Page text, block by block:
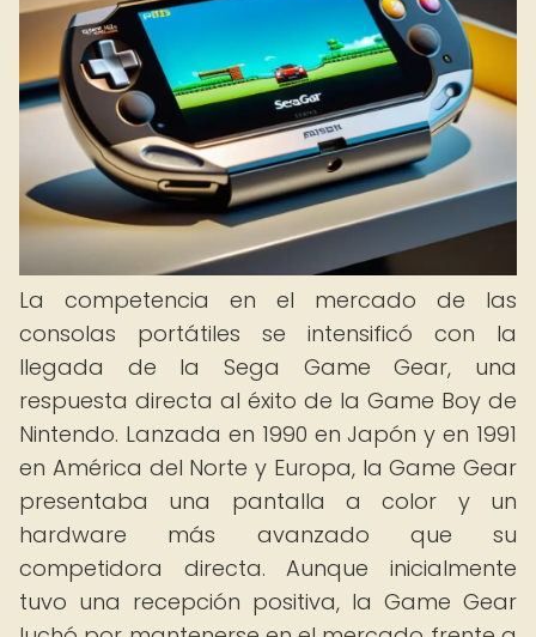
La competencia en el mercado de las
consolas portátiles se intensificó con la
llegada de la Sega Game Gear, una
respuesta directa al éxito de la Game Boy de
Nintendo. Lanzada en 1990 en Japón y en 1991
en América del Norte y Europa, la Game Gear
presentaba una pantalla a color y un
hardware más avanzado que su
competidora directa. Aunque inicialmente
tuvo una recepción positiva, la Game Gear